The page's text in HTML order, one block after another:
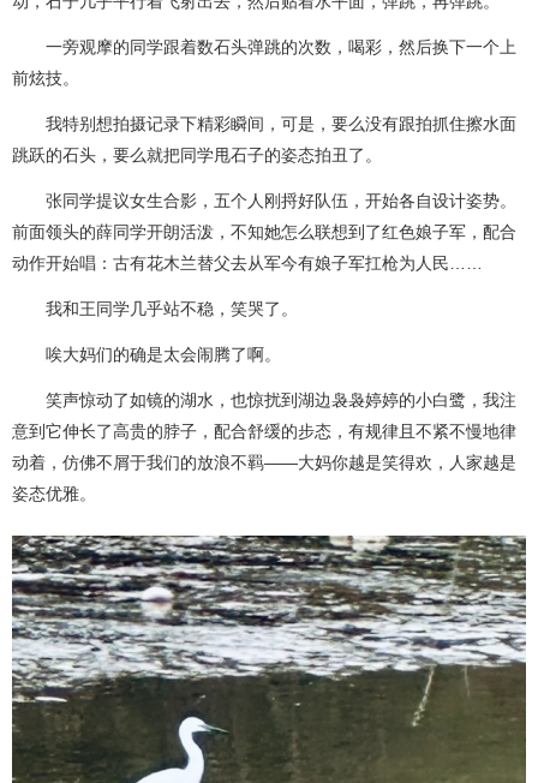
一旁观摩的同学跟着数石头弹跳的次数，喝彩，然后换下一个上
前炫技。
我特别想拍摄记录下精彩瞬间，可是，要么没有跟拍抓住擦水面
跳跃的石头，要么就把同学甩石子的姿态拍丑了。
张同学提议女生合影，五个人刚捋好队伍，开始各自设计姿势。
前面领头的薛同学开朗活泼，不知她怎么联想到了红色娘子军，配合
动作开始唱：古有花木兰替父去从军今有娘子军扛枪为人民……
我和王同学几乎站不稳，笑哭了。
唉大妈们的确是太会闹腾了啊。
笑声惊动了如镜的湖水，也惊扰到湖边袅袅婷婷的小白鹭，我注
意到它伸长了高贵的脖子，配合舒缓的步态，有规律且不紧不慢地律
动着，仿佛不屑于我们的放浪不羁——大妈你越是笑得欢，人家越是
姿态优雅。